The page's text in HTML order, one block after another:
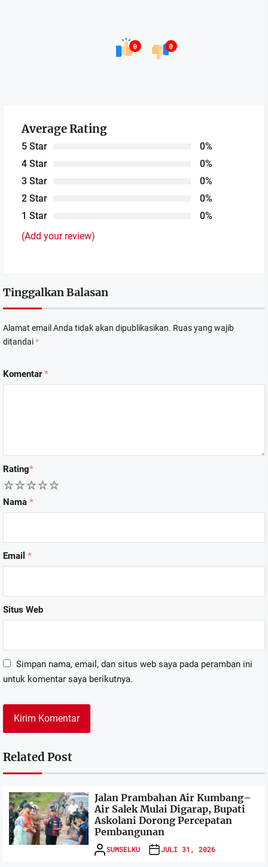
0 0
Average Rating
5 Star
0%
4 Star
0%
3 Star
0%
2 Star
0%
1 Star
0%
(Add your review)
Tinggalkan Balasan
Alamat email Anda tidak akan dipublikasikan. Ruas yang wajib
ditandai*
Komentar*
Rating*
5
4
3
2
Nama *
Email *
Situs Web
Simpan nama, email, dan situs web saya pada peramban ini
untuk komentar saya berikutnya.
Related Post
Jalan Prambahan Air Kumbang–
Air Salek Mulai Digarap, Bupati
Askolani Dorong Percepatan
Pembangunan
SUMSELKU JULI 31, 2026